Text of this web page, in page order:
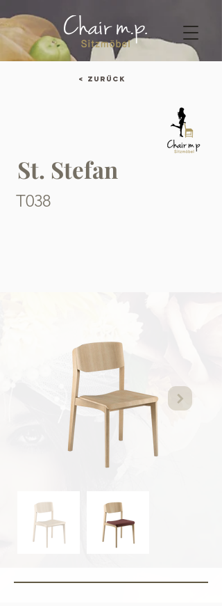
< Zurück
St. Stefan
T038